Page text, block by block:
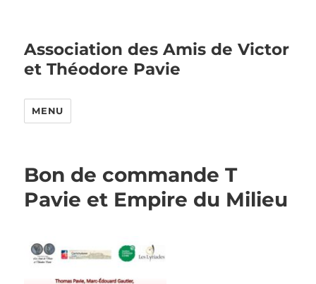
Association des Amis de Victor
et Théodore Pavie
MENU
Bon de commande T
Pavie et Empire du Milieu